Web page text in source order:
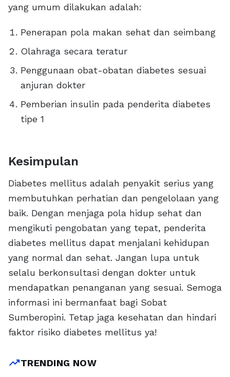
yang umum dilakukan adalah:
Penerapan pola makan sehat dan seimbang
Olahraga secara teratur
Penggunaan obat-obatan diabetes sesuai
anjuran dokter
Pemberian insulin pada penderita diabetes
tipe 1
Kesimpulan
Diabetes mellitus adalah penyakit serius yang
membutuhkan perhatian dan pengelolaan yang
baik. Dengan menjaga pola hidup sehat dan
mengikuti pengobatan yang tepat, penderita
diabetes mellitus dapat menjalani kehidupan
yang normal dan sehat. Jangan lupa untuk
selalu berkonsultasi dengan dokter untuk
mendapatkan penanganan yang sesuai. Semoga
informasi ini bermanfaat bagi Sobat
Sumberopini. Tetap jaga kesehatan dan hindari
faktor risiko diabetes mellitus ya!
trending_upTRENDING NOW